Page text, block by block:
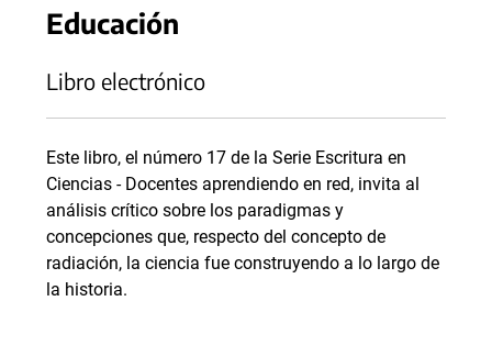
Educación
Libro electrónico
Este libro, el número 17 de la Serie Escritura en
Ciencias - Docentes aprendiendo en red, invita al
análisis crítico sobre los paradigmas y
concepciones que, respecto del concepto de
radiación, la ciencia fue construyendo a lo largo de
la historia.